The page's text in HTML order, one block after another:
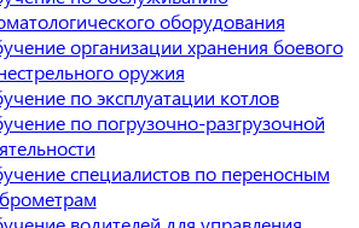
оборудования
организации хранения боевого
оружия
по эксплуатации котлов
по погрузочно-разгрузочной
специалистов по переносным